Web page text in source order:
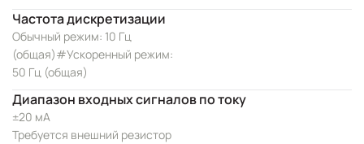
Частота дискретизации
Обычный режим: 10 Гц
(общая)#Ускоренный режим:
50 Гц (общая)
Диапазон входных сигналов по току
±20 мА
Требуется внешний резистор